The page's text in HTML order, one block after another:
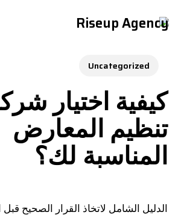
Uncategorized
كيفية اختيار
تنظيم المعارض
المناسبة لك؟
الدليل الشامل لاتخاذ القرار الصحيح